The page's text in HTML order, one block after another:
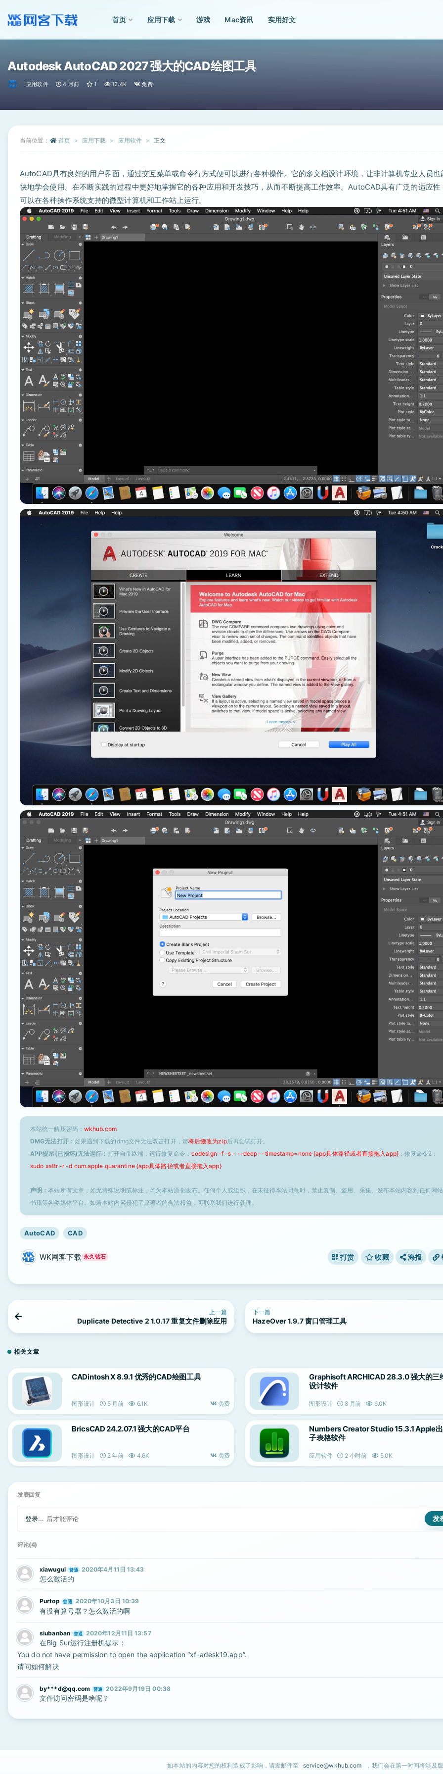
首页 应用下载 游戏 Mac资讯 实用好文
Autodesk AutoCAD 2027 强大的CAD绘图工具
应用软件 4 月前 1 12.4K 免费
当前位置： 首页 应用下载 应用软件 正文
AutoCAD具有良好的用户界面，通过交互菜单或命令行方式便可以进行各种操作。它的多文档设计环境，让非计算机专业人员也
快地学会使用。在不断实践的过程中更好地掌握它的各种应用和开发技巧，从而不断提高工作效率。AutoCAD具有广泛的适应性
可以在各种操作系统支持的微型计算机和工作站上运行。
本站统一解压密码： wkhub.com
DMG无法打开： 如果遇到下载的dmg文件无法双击打开，请将后缀改为zip后再尝试打开。
APP提示(已损坏)无法运行： 打开自带终端，运行修复命令： codesign -f -s - --deep --timestamp=none {app具体路径或者直接拖入app}；修复命令2：
sudo xattr -r -d com.apple.quarantine {app具体路径或者直接拖入app}
声明：本站所有文章，如无特殊说明或标注，均为本站原创发布。任何个人或组织，在未征得本站同意时，禁止复制、盗用、采集、发布本站内容到任何网
书籍等各类媒体平台。如若本站内容侵犯了原著者的合法权益，可联系我们进行处理。
AutoCAD CAD
WK网客下载 永久钻石 打赏 收藏 海报
上一篇
Duplicate Detective 2 1.0.17 重复文件删除应用
下一篇
HazeOver 1.9.7 窗口管理工具
相关文章
CADintosh X 8.9.1 优秀的CAD绘图工具
图形设计 5 月前 6.1K 免费
Graphisoft ARCHICAD 28.3.0 强大的三
设计软件
图形设计 8 月前 6.0K
BricsCAD 24.2.07.1 强大的CAD平台
图形设计 2 年前 4.6K 免费
Numbers Creator Studio 15.3.1 Apple
子表格软件
应用软件 2 小时前 5.0K
发表回复
登录... 后才能评论
评论(4)
xiawugui 普通 2020年4月11日 13:43
怎么激活的
Purtop 普通 2020年10月3日 10:39
有没有算号器？怎么激活的啊
siubanban 普通 2020年12月11日 13:57
在Big Sur运行注册机提示：
You do not have permission to open the application “xf-adesk19.app”.
请问如何解决
by***d@qq.com 普通 2022年9月19日 00:38
文件访问密码是啥呢？
如本站的内容对您的权利造成了影响，请发邮件至 service@wkhub.com ，我们会在第一时间将涉及